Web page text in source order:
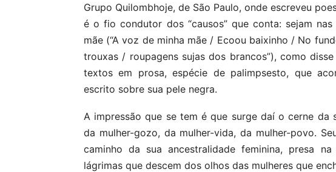
Grupo Quilombhoje, de São Paulo, onde escreveu
é o fio condutor dos “causos” que conta: sejam
mãe (“A voz de minha mãe / Ecoou baixinho / No
trouxas / roupagens sujas dos brancos”), como
textos em prosa, espécie de palimpsesto, que
escrito sobre sua pele negra.
A impressão que se tem é que surge daí o cerne da
da mulher-gozo, da mulher-vida, da mulher-povo.
caminho da sua ancestralidade feminina, presa
lágrimas que descem dos olhos das mulheres que